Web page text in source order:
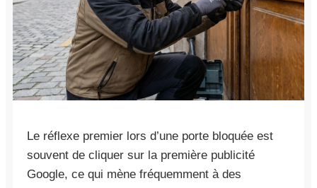
Le réflexe premier lors d’une porte bloquée est
souvent de cliquer sur la première publicité
Google, ce qui mène fréquemment à des